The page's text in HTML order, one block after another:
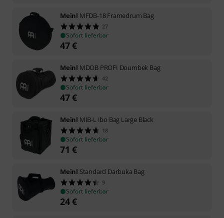
Meinl MFDB-18 Framedrum Bag
27
Sofort lieferbar
47€
Meinl MDOB PROFI Doumbek Bag
42
Sofort lieferbar
47€
Meinl MIB-L Ibo Bag Large Black
18
Sofort lieferbar
71 €
Meinl Standard Darbuka Bag
9
Sofort lieferbar
24€